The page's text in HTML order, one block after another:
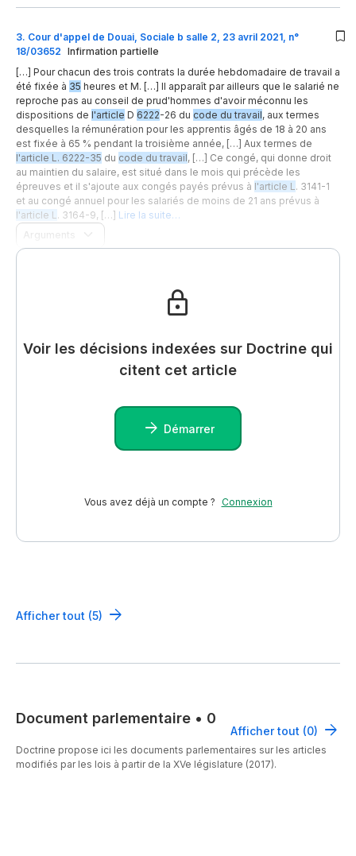
3. Cour d'appel de Douai, Sociale b salle 2, 23 avril 2021, n°
18/03652 Infirmation partielle
[…] Pour chacun des trois contrats la durée hebdomadaire de travail a
été fixée à 35 heures et M. […] Il apparaît par ailleurs que le salarié ne
reproche pas au conseil de prud'hommes d'avoir méconnu les
dispositions de l'article D 6222-26 du code du travail, aux termes
desquelles la rémunération pour les apprentis âgés de 18 à 20 ans
est fixée à 65 % pendant la troisième année, […] Aux termes de
l'article L. 6222-35 du code du travail, […] Ce congé, qui donne droit
au maintien du salaire, est situé dans le mois qui précède les
épreuves et il s'ajoute aux congés payés prévus à l'article L. 3141-1
et au congé annuel pour les salariés de moins de 21 ans prévus à
l'article L. 3164-9, […] Lire la suite…
Arguments
Voir les décisions indexées sur Doctrine qui
citent cet article
Démarrer
Vous avez déjà un compte ? Connexion
Afficher tout (5)
Document parlementaire • 0
Afficher tout (0)
Doctrine propose ici les documents parlementaires sur les articles
modifiés par les lois à partir de la XVe législature (2017).